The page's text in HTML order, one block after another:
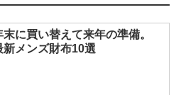
末に買い替えて来年の準備。
新メンズ財布10選